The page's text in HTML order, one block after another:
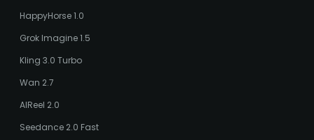
HappyHorse 1.0
Grok Imagine 1.5
Kling 3.0 Turbo
Wan 2.7
AIReel 2.0
Seedance 2.0 Fast